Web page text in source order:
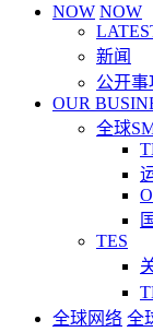
NOW NOW
新闻
公开事
OUR
全球
TES
全球网络 全